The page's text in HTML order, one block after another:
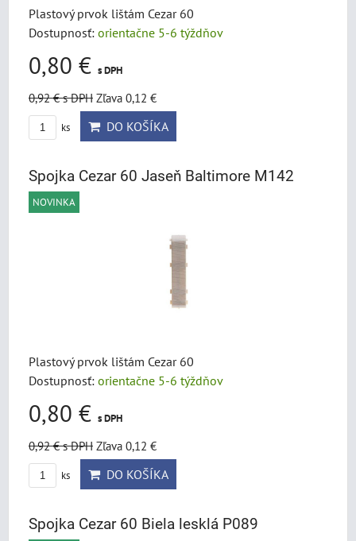
Plastový prvok lištám Cezar 60
Dostupnosť: orientačne 5-6 týždňov
0,80 € s DPH
0,92 €s DPH Zľava 0,12 €
ks DO KOŠÍKA
Spojka Cezar 60 Jaseň Baltimore M142
NOVINKA
Plastový prvok lištám Cezar 60
Dostupnosť: orientačne 5-6 týždňov
0,80 € s DPH
0,92 €s DPH Zľava 0,12 €
ks DO KOŠÍKA
Spojka Cezar 60 Biela lesklá P089